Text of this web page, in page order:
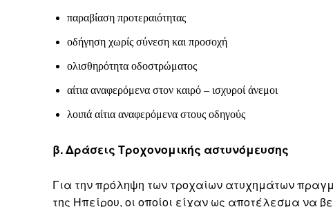
παραβίαση προτεραιότητας
οδήγηση χωρίς σύνεση και προσοχή
ολισθηρότητα οδοστρώματος
αίτια αναφερόμενα στον καιρό – ισχυροί άνεμοι
λοιπά αίτια αναφερόμενα στους οδηγούς
β. Δράσεις Τροχονομικής αστυνόμευσης
Για την πρόληψη των τροχαίων ατυχημάτων
της Ηπείρου, οι οποίοι είχαν ως αποτέλεσμα να